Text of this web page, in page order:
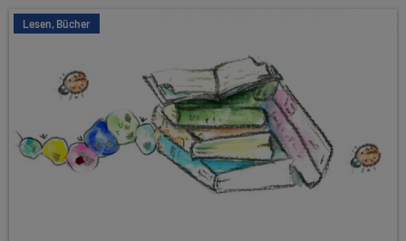
Lesen, Bücher